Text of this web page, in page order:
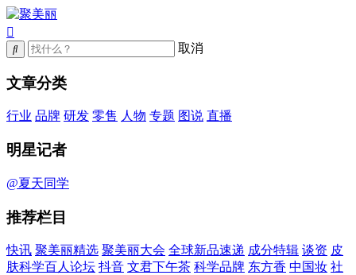
取消
文章分类
行业 品牌 研发 零售 人物 专题 图说 直播
明星记者
@夏天同学
推荐栏目
快讯 聚美丽精选 聚美丽大会 全球新品速递 成分特辑 谈资 皮
肤科学百人论坛 抖音 文君下午茶 科学品牌 东方香 中国妆 社